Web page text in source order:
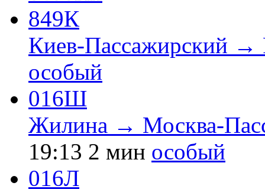
849К
Киев-Пассажирский →
особый
016Ш
Жилина → Москва-
19:13 2 мин особый
016Л